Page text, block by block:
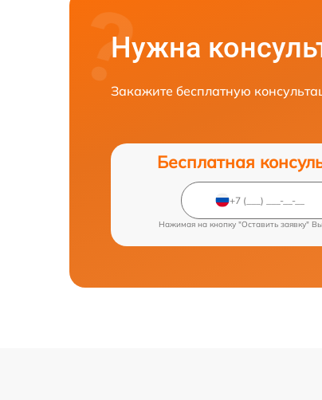
Нужна
Закажите бесплатную
Бесплатная
Нажимая на кнопку "Оставить заявку"